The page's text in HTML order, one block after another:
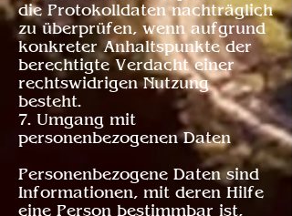
die Protokolldaten nachträglich
zu überprüfen, wenn aufgrund
konkreter Anhaltspunkte der
berechtigte Verdacht einer
rechtswidrigen Nutzung
besteht.
7. Umgang mit
personenbezogenen Daten
Personenbezogene Daten sind
Informationen, mit deren Hilfe
eine Person bestimmbar ist,